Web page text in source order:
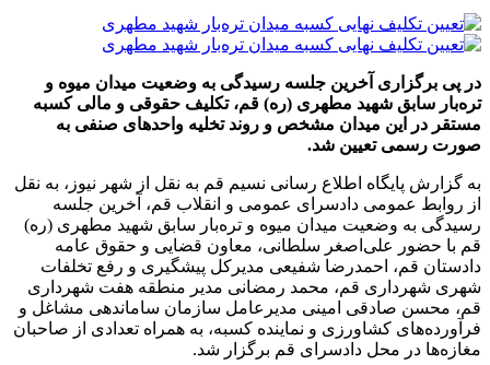
در پی برگزاری آخرین جلسه رسیدگی به وضعیت میدان میوه و
تره‌بار سابق شهید مطهری (ره) قم، تکلیف حقوقی و مالی کسبه
مستقر در این میدان مشخص و روند تخلیه واحدهای صنفی به
صورت رسمی تعیین شد.
به گزارش پایگاه اطلاع رسانی نسیم قم به نقل از شهر نیوز، به نقل
از روابط عمومی دادسرای عمومی و انقلاب قم، آخرین جلسه
رسیدگی به وضعیت میدان میوه و تره‌بار سابق شهید مطهری (ره)
قم با حضور علی‌اصغر سلطانی، معاون قضایی و حقوق عامه
دادستان قم، احمدرضا شفیعی مدیرکل پیشگیری و رفع تخلفات
شهری شهرداری قم، محمد رمضانی مدیر منطقه هفت شهرداری
قم، محسن صادقی امینی مدیرعامل سازمان ساماندهی مشاغل و
فرآورده‌های کشاورزی و نماینده کسبه، به همراه تعدادی از صاحبان
مغازه‌ها در محل دادسرای قم برگزار شد.